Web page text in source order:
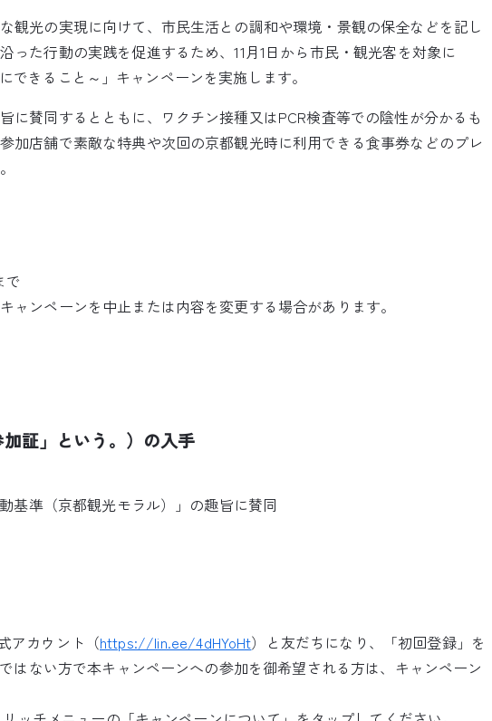
観光の実現に向けて、市民生活との調和や環境・景観の保全などを記し
った行動の実践を促進するため、11月1日から市民・観光客を対象に
できること～」キャンペーンを実施します。
に賛同するとともに、ワクチン接種又はPCR検査等での陰性が分かるも
加店舗で素敵な特典や次回の京都観光時に利用できる食事券などのプレ
で
ンペーンを中止または内容を変更する場合があります。
証」という。）の入手
基準（京都観光モラル）」の趣旨に賛同
アカウント（https://lin.ee/4dHYoHt）と友だちになり、「初回登録」を
はない方で本キャンペーンへの参加を御希望される方は、キャンペーン